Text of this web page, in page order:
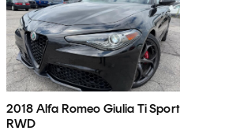
2018 Alfa Romeo Giulia Ti Sport
RWD